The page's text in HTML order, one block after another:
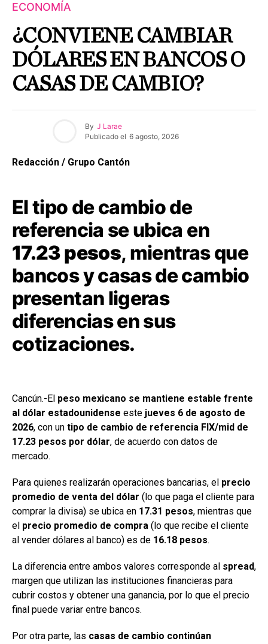
ECONOMÍA
¿CONVIENE CAMBIAR
DÓLARES EN BANCOS O
CASAS DE CAMBIO?
By J Larae
Publicado el 6 agosto, 2026
Redacción / Grupo Cantón
El tipo de cambio de
referencia se ubica en
17.23 pesos, mientras que
bancos y casas de cambio
presentan ligeras
diferencias en sus
cotizaciones.
Cancún.-El peso mexicano se mantiene estable frente
al dólar estadounidense este jueves 6 de agosto de
2026, con un tipo de cambio de referencia FIX/mid de
17.23 pesos por dólar, de acuerdo con datos de
mercado.
Para quienes realizarán operaciones bancarias, el precio
promedio de venta del dólar (lo que paga el cliente para
comprar la divisa) se ubica en 17.31 pesos, mientras que
el precio promedio de compra (lo que recibe el cliente
al vender dólares al banco) es de 16.18 pesos.
La diferencia entre ambos valores corresponde al spread,
margen que utilizan las instituciones financieras para
cubrir costos y obtener una ganancia, por lo que el precio
final puede variar entre bancos.
Por otra parte, las casas de cambio continúan